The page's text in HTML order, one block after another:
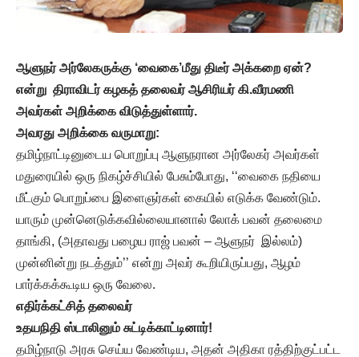
ஆளுநர் அர்லேகருக்கு ‘வைகை’மீது திடீர் அக்கறை ஏன்?
என்று திராவிடர் கழகத் தலைவர் ஆசிரியர் கி.வீரமணி
அவர்கள் அறிக்கை விடுத்துள்ளார்.
அவரது அறிக்கை வருமாறு:
தமிழ்நாட்டினுடைய பொறுப்பு ஆளுநரான அர்லேகர் அவர்கள்
மதுரையில் ஒரு நிகழ்ச்சியில் பேசும்போது, ‘‘வைகை நதியை
மீட்கும் பொறுப்பை இளைஞர்கள் கையில் எடுக்க வேண்டும்.
யாரும் முன்னெடுக்கவில்லையானால் ​லோக் பவன் தலைமை
தாங்கி, (அதாவது பழைய ராஜ் பவன் – ஆளுநர் இல்லம்)
முன்னின்று நடத்தும்’’ என்று அவர் கூறியிருப்பது, ​ஆழம்
பார்க்கக்கூடிய ஒரு வேலை.
எதிர்க்கட்சித் தலைவர்
உதயநிதி ஸ்டாலினும் சுட்டிக்காட்டினார்!
தமிழ்நாடு அரசு செய்ய வேண்டிய, அதன் அதிகா ரத்திற்குட்பட்ட